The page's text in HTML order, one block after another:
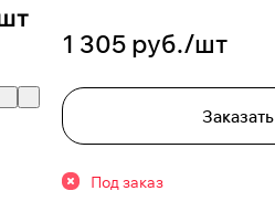
1 305 руб./шт
Заказать
Под заказ